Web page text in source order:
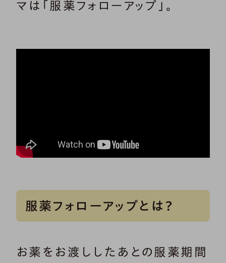
マは「服薬フォローアップ」。
服薬フォローアップとは？
お薬をお渡ししたあとの服薬期間